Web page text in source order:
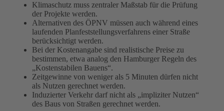
Klimaschutz muss zentraler Maßstab für die Prüfung
der Projekte werden.
Alternativen des ÖPNV müssen auch während eines
laufenden Planfeststellungsverfahrens einer Straße
berücksichtigt werden.
Bei der Kostenangabe sind realistische Preise zu
bestimmen, etwa analog den Hamburger Regeln des
„Kostenstabilen Bauens“.
Zeitgewinne von weniger als 5 Minuten dürfen nicht
als Nutzen gerechnet werden.
Induzierter Verkehr darf nicht als „impliziter Nutzen“
des Baus von Straßen gerechnet werden.